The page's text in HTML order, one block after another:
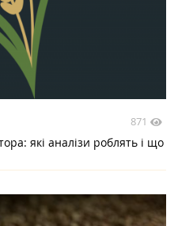
871
які аналізи роблять і що